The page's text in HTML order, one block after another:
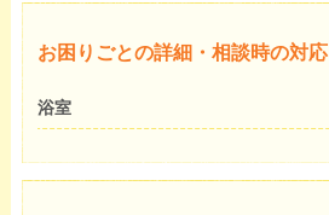
お困りごとの詳細・相談時の対応
浴室